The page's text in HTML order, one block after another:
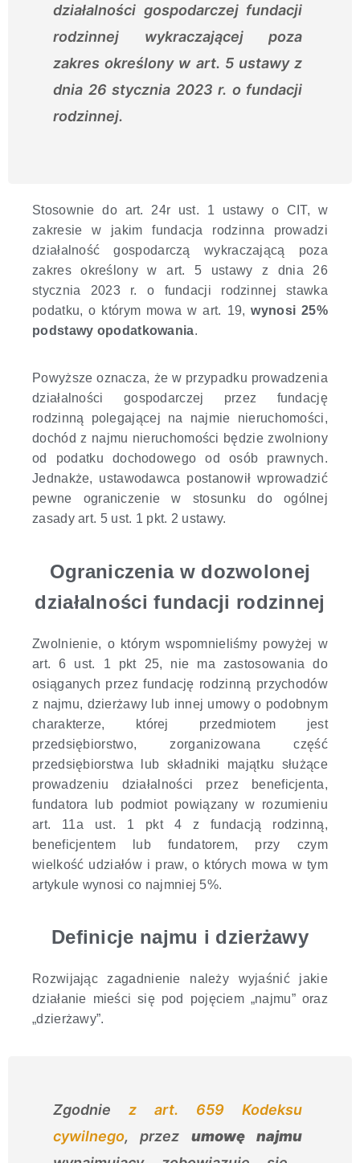
działalności gospodarczej fundacji
rodzinnej wykraczającej poza
zakres określony w art. 5 ustawy z
dnia 26 stycznia 2023 r. o fundacji
rodzinnej.
Stosownie do art. 24r ust. 1 ustawy o CIT, w
zakresie w jakim fundacja rodzinna prowadzi
działalność gospodarczą wykraczającą poza
zakres określony w art. 5 ustawy z dnia 26
stycznia 2023 r. o fundacji rodzinnej stawka
podatku, o którym mowa w art. 19,wynosi 25%
podstawy opodatkowania.
Powyższe oznacza, że w przypadku prowadzenia
działalności gospodarczej przez fundację
rodzinną polegającej na najmie nieruchomości,
dochód z najmu nieruchomości będzie zwolniony
od podatku dochodowego od osób prawnych.
Jednakże, ustawodawca postanowił wprowadzić
pewne ograniczenie w stosunku do ogólnej
zasady art. 5 ust. 1 pkt. 2 ustawy.
Ograniczenia w dozwolonej
działalności fundacji rodzinnej
Zwolnienie, o którym wspomnieliśmy powyżej w
art. 6 ust. 1 pkt 25, nie ma zastosowania do
osiąganych przez fundację rodzinną przychodów
z najmu, dzierżawy lub innej umowy o podobnym
charakterze, której przedmiotem jest
przedsiębiorstwo, zorganizowana część
przedsiębiorstwa lub składniki majątku służące
prowadzeniu działalności przez beneficjenta,
fundatora lub podmiot powiązany w rozumieniu
art. 11a ust. 1 pkt 4 z fundacją rodzinną,
beneficjentem lub fundatorem, przy czym
wielkość udziałów i praw, o których mowa w tym
artykule wynosi co najmniej 5%.
Definicje najmu i dzierżawy
Rozwijając zagadnienie należy wyjaśnić jakie
działanie mieści się pod pojęciem „najmu” oraz
„dzierżawy”.
Zgodnie z art. 659 Kodeksu
cywilnego, przez umowę najmu